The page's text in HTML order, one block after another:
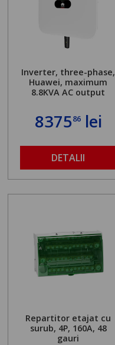
Inverter, three-phase,
Huawei, maximum
8.8KVA AC output
837586lei
DETALII
Repartitor etajat cu
surub, 4P, 160A, 48
gauri